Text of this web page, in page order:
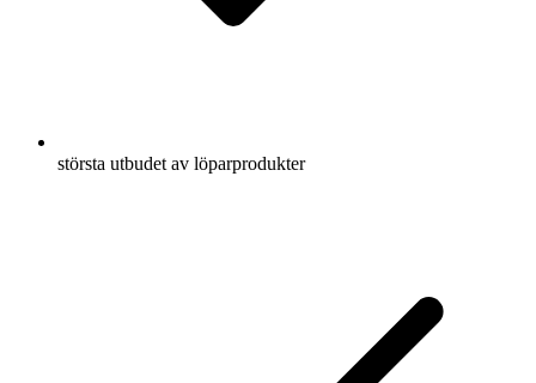
största utbudet av löparprodukter